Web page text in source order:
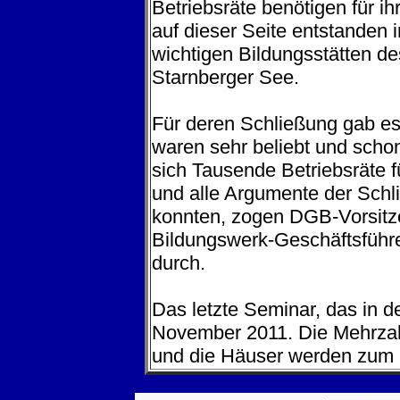
Betriebsräte benötigen für
auf dieser Seite entstanden
wichtigen Bildungsstätten
Starnberger See.
Für deren Schließung gab
waren sehr beliebt und
sich Tausende Betriebsräte
und alle Argumente der
konnten, zogen DGB-
Bildungswerk-
durch.
Das letzte Seminar, das in
November 2011. Die
und die Häuser werden